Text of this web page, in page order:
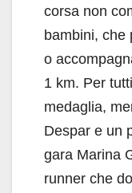
corsa non
bambini, che
o
1 km. Per
medaglia,
Despar e un
gara Marina
runner che